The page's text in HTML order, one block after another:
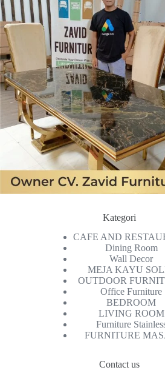
Kategori
CAFE AND
Dining Room
Wall Decor
MEJA KAYU
OUTDOOR
Office Furniture
BEDROOM
LIVING ROOM
Furniture
FURNITURE
Contact us